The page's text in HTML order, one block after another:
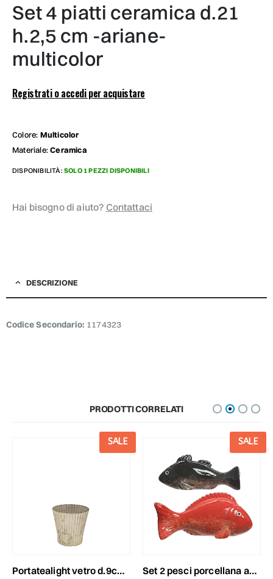
set 4 piatti ceramica d.21
h.2,5 cm -ariane-
multicolor
Registrati o accedi per acquistare
Colore: Multicolor
Materiale:Ceramica
DISPONIBILITÀ: SOLO 1 PEZZI DISPONIBILI
Hai bisogno di aiuto? Contattaci
DESCRIZIONE
Codice Secondario: 1174323
PRODOTTI CORRELATI
SALE
portatealight vetro d.9cm h.9 cm mercury argento
SALE
set 2 pesci porcellana ass.rosso/grigio